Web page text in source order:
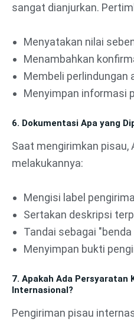
sangat dianjurkan.
Menyatakan nilai
Menambahkan
Membeli perlindungan
Menyimpan informasi
6. Dokumentasi Apa yang
Saat mengirimkan pisau,
melakukannya:
Mengisi label
Sertakan deskripsi
Tandai sebagai
Menyimpan bukti
7. Apakah Ada Persyaratan
Internasional?
Pengiriman pisau